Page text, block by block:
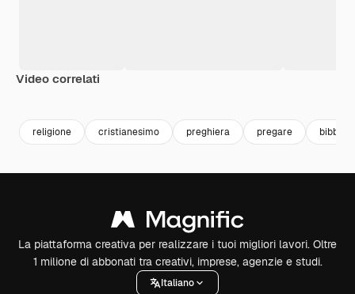
Video correlati
religione cristianesimo preghiera pregare bibbia
La piattaforma creativa per realizzare i tuoi migliori lavori. Oltre
1 milione di abbonati tra creativi, imprese, agenzie e studi.
Italiano